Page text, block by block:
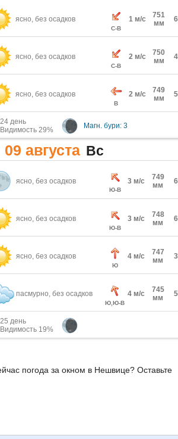
ясно, без осадков
С-В
1 м/с
751
мм
ясно, без осадков
С-В
2 м/с
750
мм
ясно, без осадков
В
2 м/с
749
мм
24 день
Видимость 29%
Магн. бури: 3
09 августа Вс
ясно, без осадков
Ю-В
3 м/с
749
мм
ясно, без осадков
Ю-В
3 м/с
748
мм
ясно, без осадков
Ю
4 м/с
747
мм
пасмурно, без осадков
Ю,Ю-В
4 м/с
745
мм
25 день
Видимость 19%
погода за окном в Нешвице? Оставьте